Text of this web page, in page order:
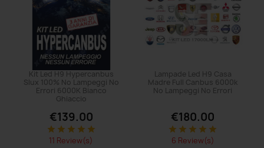
Kit Led H9 Hypercanbus
Slux 100% No Lampeggi No
Errori 6000K Bianco
Ghiaccio
€139.00
star star star star star
11 Review(s)
Lampade Led H9 Casa
Madre Full Canbus 6000k
No Lampeggi No Errori
€180.00
star star star star star
6 Review(s)